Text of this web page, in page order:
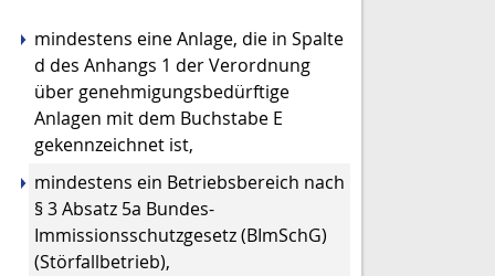
mindestens eine Anlage, die in Spalte
d des Anhangs 1 der Verordnung
über genehmigungsbedürftige
Anlagen mit dem Buchstabe E
gekennzeichnet ist,
mindestens ein Betriebsbereich nach
§ 3 Absatz 5a Bundes-
Immissionsschutzgesetz (BImSchG)
(Störfallbetrieb),